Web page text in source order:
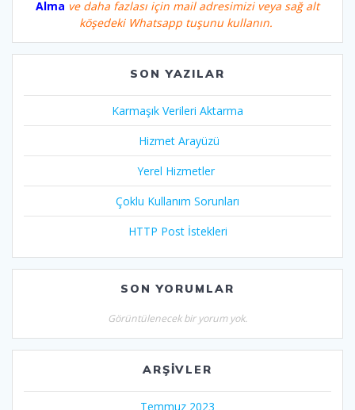
Alma ve daha fazlası için mail adresimizi veya sağ alt
köşedeki Whatsapp tuşunu kullanın.
SON YAZILAR
Karmaşık Verileri Aktarma
Hizmet Arayüzü
Yerel Hizmetler
Çoklu Kullanım Sorunları
HTTP Post İstekleri
SON YORUMLAR
Görüntülenecek bir yorum yok.
ARŞIVLER
Temmuz 2023